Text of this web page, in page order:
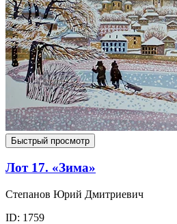
Быстрый просмотр
Лот 17. «Зима»
Степанов Юрий Дмитриевич
ID: 1759